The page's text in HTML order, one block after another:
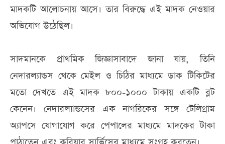
মাদকটি আলোচনায় আসে। তার বিরুদ্ধে এই মাদক নেওয়ার
অভিযোগ উঠেছিল।
সাদমানকে প্রাথমিক জিজ্ঞাসাবাদে জানা যায়, তিনি
নেদারল্যান্ডস থেকে মেইল ও চিঠির মাধ্যমে ডাক টিকিটের
মতো দেখতে এই মাদক ৮০০-১০০০ টাকায় একটি ব্লট
কেনেন। নেদারল্যান্ডসের এক নাগরিকের সঙ্গে টেলিগ্রাম
অ্যাপসে যোগাযোগ করে পেপালের মাধ্যমে মাদকের টাকা